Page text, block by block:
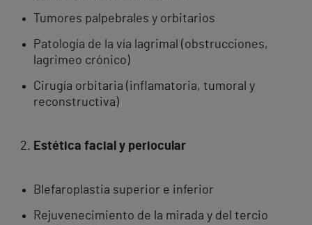
Tumores palpebrales y orbitarios
Patología de la vía lagrimal (obstrucciones,
lagrimeo crónico)
Cirugía orbitaria (inflamatoria, tumoral y
reconstructiva)
Estética facial y periocular
Blefaroplastia superior e inferior
Rejuvenecimiento de la mirada y del tercio